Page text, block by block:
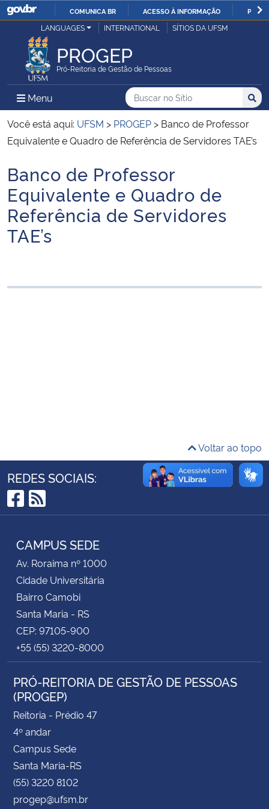
IR
COMUNICA BR ACESSO À INFORMAÇÃO
Ministério da Justiça e Segurança Pública
Ministério da Defesa
Ministério das Relações Exteriores
Ministério da Infraestrutura
Ministério da Agricultura, Pecuária e Abastecimento
Controladoria-Geral da União
Secretaria-Geral
Secretaria de Governo
Gabinete de Segurança Institucional
Advocacia-Geral da União
Banco Central do Brasil
Planalto
LANGUAGES INTERNATIONAL SÍTIOS DA UFSM
PROGEP
Pró-Reitoria de Gestão de Pessoas
Menu Menu Principal do Sítio
Busca
Buscar no no Sítio
Busca:
Você está aqui: UFSM > PROGEP > Banco de Professor
Equivalente e Quadro de Referência de Servidores TAE’s
Início do conteúdo
Banco de Professor
Equivalente e Quadro de
Referência de Servidores
TAE’s
Voltar ao topo
REDES SOCIAIS:
Facebook
RSS
CAMPUS SEDE
Av. Roraima nº 1000
Cidade Universitária
Bairro Camobi
Santa Maria - RS
CEP: 97105-900
+55 (55) 3220-8000
PRÓ-REITORIA DE GESTÃO DE PESSOAS
(PROGEP)
Reitoria - Prédio 47
4º andar
Campus Sede
Santa Maria-RS
(55) 3220 8102
progep@ufsm.br